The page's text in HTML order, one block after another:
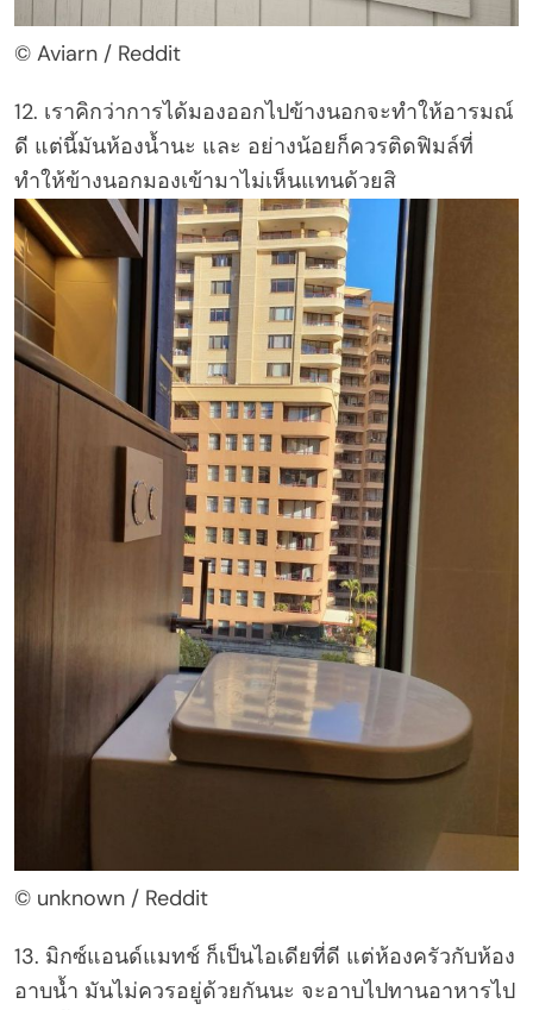
© Aviarn / Reddit
12. เราคิกว่าการได้มองออกไปข้างนอกจะทำให้อารมณ์
ดี แต่นี้มันห้องน้ำนะ และ อย่างน้อยก็ควรติดฟิมล์ที่
ทำให้ข้างนอกมองเข้ามาไม่เห็นแทนด้วยสิ
© unknown / Reddit
13. มิกซ์แอนด์แมทช์ ก็เป็นไอเดียที่ดี แต่ห้องครัวกับห้อง
อาบน้ำ มันไม่ควรอยู่ด้วยกันนะ จะอาบไปทานอาหารไป